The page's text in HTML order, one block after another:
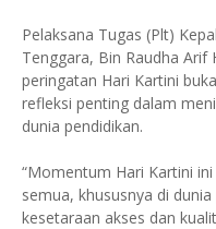
Pelaksana Tugas (Plt)
Tenggara, Bin Raudha
peringatan Hari Kartini
refleksi penting dalam
dunia pendidikan.
“Momentum Hari Kartini
semua, khususnya di
kesetaraan akses dan